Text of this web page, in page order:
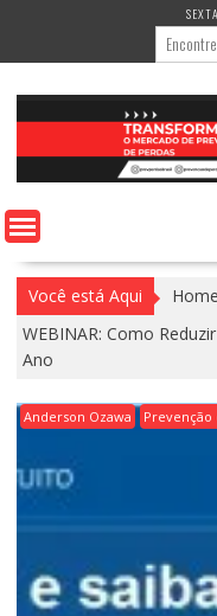
content
Você está Aqui Home
WEBINAR: Como
Ano
Anderson Ozawa Prevenção